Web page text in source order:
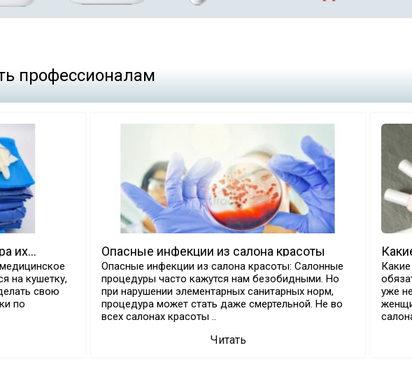
профессионалам
их
на кушетку,
свою
Опасные инфекции из салона красоты
Опасные инфекции из салона красоты: Салонные
процедуры часто кажутся нам безобидными. Но
при нарушении элементарных санитарных норм,
процедура может стать даже смертельной. Не во
всех салонах красоты ..
Читать
уже